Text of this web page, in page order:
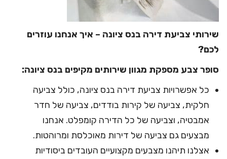
שירותי צביעת דירה בנס ציונה – איך אנחנו עוזרים
לכם?
סופר צבע מספקת מגוון שירותים מקיפים בנס ציונה:
כל אפשרויות צביעת דירה בנס ציונה, כולל צביעה
חלקית, צביעה של קירות בודדים, צביעה של חדר
אמבטיה, וצביעה של כל הדירה קומפלט. אנחנו
מבצעים גם צביעה של דירות מאוכלסת ומרוהטות.
אצלנו תיהנו מצבעים מקצועיים העובדים ביסודיות